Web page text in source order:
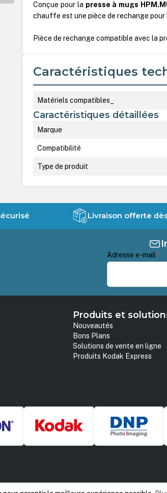
Conçue pour la presse à mugs
chauffe est une pièce de rechange pour
Pièce de rechange compatible avec la
Caractéristiques
Matériels compatibles_
Caractéristiques détaillées
Marque
Compatibilité
Type de produit
Livraison offerte
Adresse e-mail *
Produits et
Nouveautés
Bons Plans
Solutions de vente en ligne
Produits Kodak Express